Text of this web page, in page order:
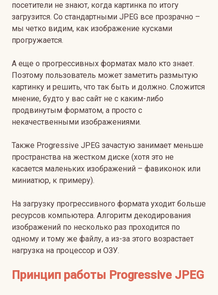
посетители не знают, когда картинка по итогу
загрузится. Со стандартными JPEG все прозрачно –
мы четко видим, как изображение кусками
прогружается.
А еще о прогрессивных форматах мало кто знает.
Поэтому пользователь может заметить размытую
картинку и решить, что так быть и должно. Сложится
мнение, будто у вас сайт не с каким-либо
продвинутым форматом, а просто с
некачественными изображениями.
Также Progressive JPEG зачастую занимает меньше
пространства на жестком диске (хотя это не
касается маленьких изображений – фавиконок или
миниатюр, к примеру).
На загрузку прогрессивного формата уходит больше
ресурсов компьютера. Алгоритм декодирования
изображений по несколько раз проходится по
одному и тому же файлу, а из-за этого возрастает
нагрузка на процессор и ОЗУ.
Принцип работы Progressive JPEG